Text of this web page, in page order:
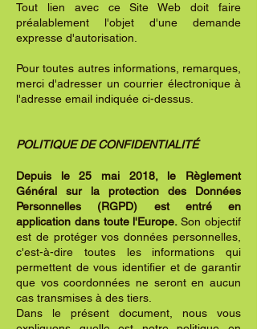
Tout lien avec ce Site Web doit faire
préalablement l'objet d'une demande
expresse d'autorisation.
Pour toutes autres informations, remarques,
merci d'adresser un courrier électronique à
l'adresse email indiquée ci-dessus.
POLITIQUE DECONFIDENTIALITÉ
Depuis le 25 mai 2018, le Règlement
Général sur la protection des Données
Personnelles (RGPD) est entré en
application dans toute l'Europe.Son objectif
est de protéger vos données personnelles,
c'est-à-dire toutes les informations qui
permettent de vous identifier et de garantir
que vos coordonnées ne seront en aucun
cas transmises à des tiers.
Dans le présent document, nous vous